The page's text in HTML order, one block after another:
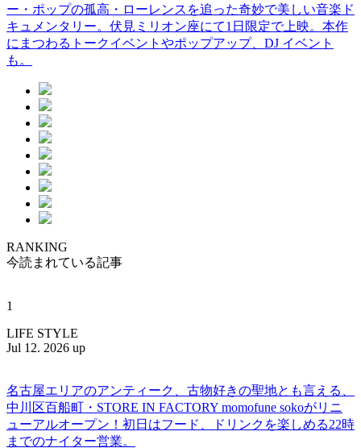
ー・ポップの孤高・ローレンスを追った奇妙で美しい音楽ド
キュメンタリー。伏見ミリオン座にて1日限定で上映。本作
にまつわるトークイベントやポップアップ、DJ イベント
も。
RANKING
今読まれている記事
1
LIFE STYLE
Jul 12. 2026 up
名古屋エリアのアンティーク、古物好きの聖地とも言える、
中川区百船町・STORE IN FACTORY momofune sokoがリニ
ューアルオープン！初日はフード、ドリンクを楽しめる22時
までのナイター営業。